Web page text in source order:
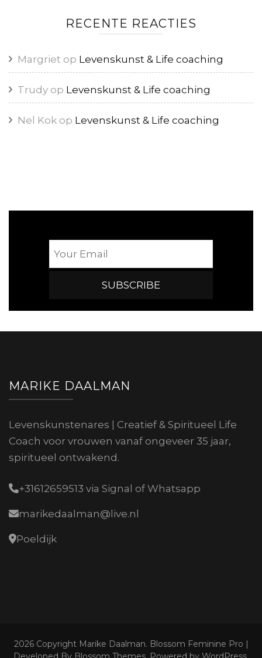
RECENTE REACTIES
Margriet op Levenskunst & Life coaching
Trudy op Levenskunst & Life coaching
Nel Kok op Levenskunst & Life coaching
MARIKE DAALMAN
Levenskunstenares | Creatief & Spiritueel Life
Coach voor vrouwen vanaf ongeveer 35 jaar,
spiritueel ontwakend.
+31612659513 via Signal of Whatsapp
marikedaalman@live.nl
Poeldijk
2026 Copyright Marike Daalman. Blossom Feminine Pro |